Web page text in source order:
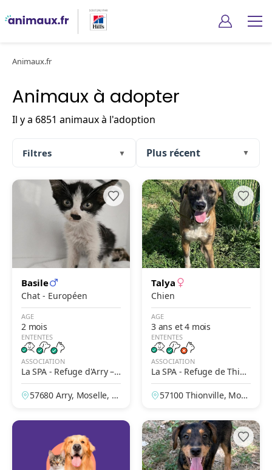
Animaux.fr
Animaux à adopter
Il y a 6851 animaux à l'adoption
Filtres ▼ ▼
Basile
Chat - Européen
AGE
2 mois
ENTENTES
ASSOCIATION
La SPA - Refuge d'Arry –
Gerhard Cramer
57680 Arry, Moselle, Fr
Talya
Chien
AGE
3 ans et 4 mois
ENTENTES
ASSOCIATION
La SPA - Refuge de Thion
ville
57100 Thionville, Mose